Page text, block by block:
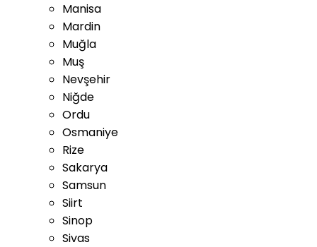
Manisa
Mardin
Muğla
Muş
Nevşehir
Niğde
Ordu
Osmaniye
Rize
Sakarya
Samsun
Siirt
Sinop
Sivas